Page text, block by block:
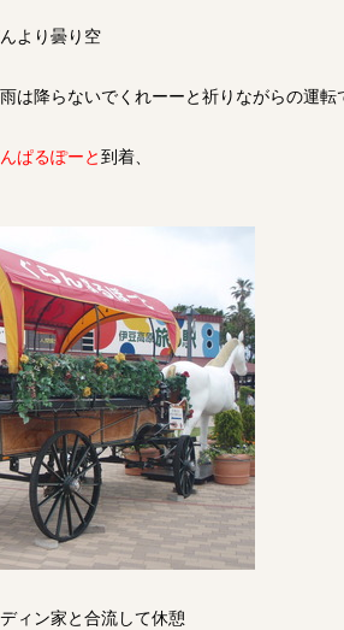
より曇り空
は降らないでくれーーと祈りながらの運転
ぱるぽーと到着、
ィン家と合流して休憩